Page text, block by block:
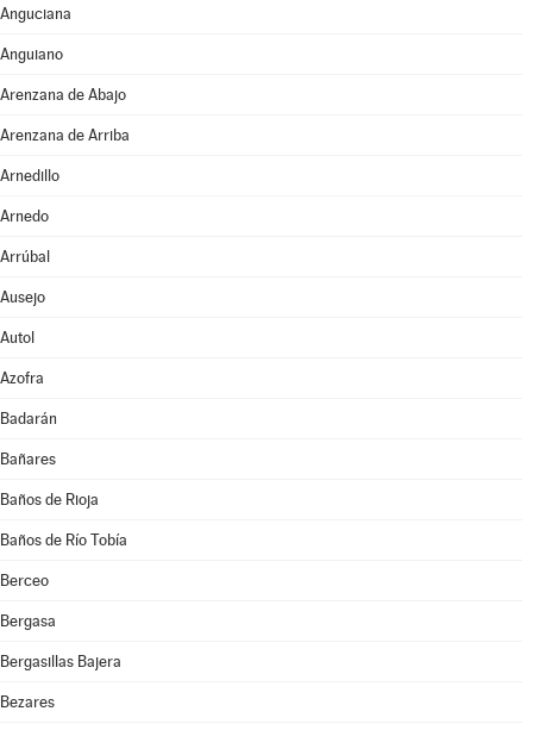
Anguciana
Anguiano
Arenzana de Abajo
Arenzana de Arriba
Arnedillo
Arnedo
Arrúbal
Ausejo
Autol
Azofra
Badarán
Bañares
Baños de Rioja
Baños de Río Tobía
Berceo
Bergasa
Bergasillas Bajera
Bezares